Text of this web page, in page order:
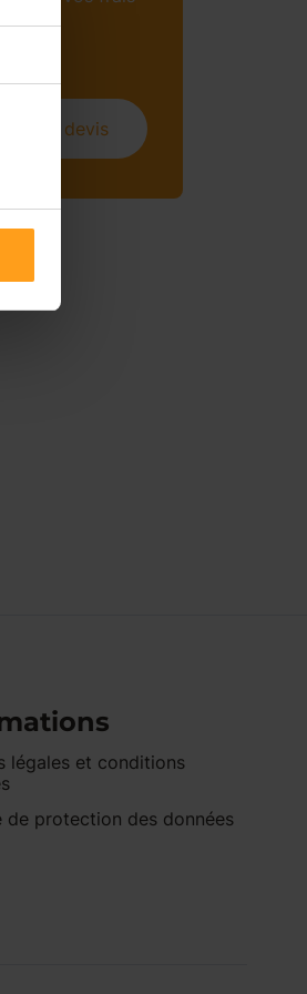
(sous
un devis
légales et conditions
de protection des données